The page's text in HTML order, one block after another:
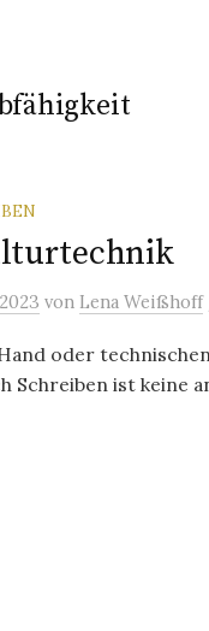
von Lena Weißhoff
oder
Schreiben ist keine